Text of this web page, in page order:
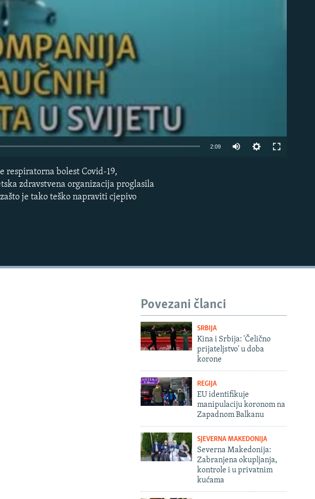
480p
2:09
respiratorna bolest Covid-19,
zdravstvena organizacija proglasila
je tako teško napraviti cjepivo
Povezani članci
SRBIJA
Kina i Srbija: 'Čelično
prijateljstvo' u doba
korone
REGIJA
EU identifikuje
manipulaciju koronom na
Zapadnom Balkanu
SJEVERNA MAKEDONIJA
Severna Makedonija:
Zabranjena okupljanja,
kontrole i u privatnim
kućama